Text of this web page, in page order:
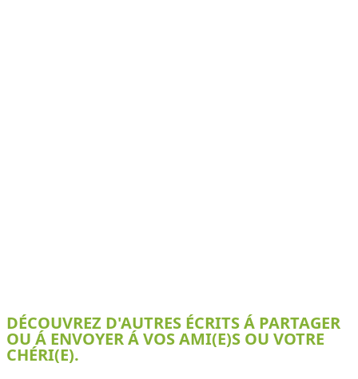
DÉCOUVREZ D'AUTRES ÉCRITS Á PARTAGER
OU Á ENVOYER Á VOS AMI(E)S OU VOTRE
CHÉRI(E).